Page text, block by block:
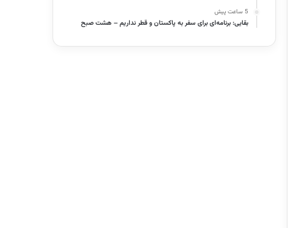
5 ساعت پیش
بقایی: برنامه‌ای برای سفر به پاکستان و قطر نداریم – هشت صبح